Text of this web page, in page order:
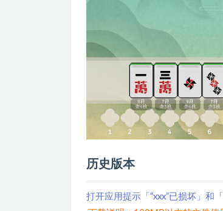
历史版本
打开应用提示「“xxx”已损坏」和